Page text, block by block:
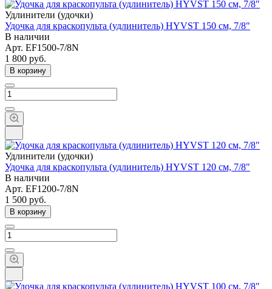
Удлинители (удочки)
Удочка для краскопульта (удлинитель) HYVST 150 см, 7/8"
В наличии
Арт. EF1500-7/8N
1 800 руб.
В корзину
Удлинители (удочки)
Удочка для краскопульта (удлинитель) HYVST 120 см, 7/8"
В наличии
Арт. EF1200-7/8N
1 500 руб.
В корзину